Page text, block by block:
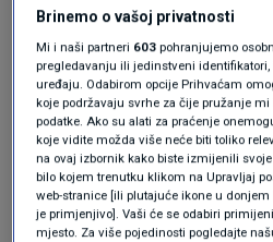
Oglas
Brinemo o vašoj privatnosti
Mi i naši partneri 603 pohranjujemo
pregledavanju ili jedinstveni
uređaju. Odabirom opcije Prihvaćam
koje podržavaju svrhe za čije pružanje
podatke. Ako su alati za praćenje
koje vidite možda više neće biti toliko
na ovaj izbornik kako biste izmijenili
bilo kojem trenutku klikom na Upravljaj
web-stranice [ili plutajuće ikone u
je primjenjivo]. Vaši će se odabiri
mjesto. Za više pojedinosti pogledajte